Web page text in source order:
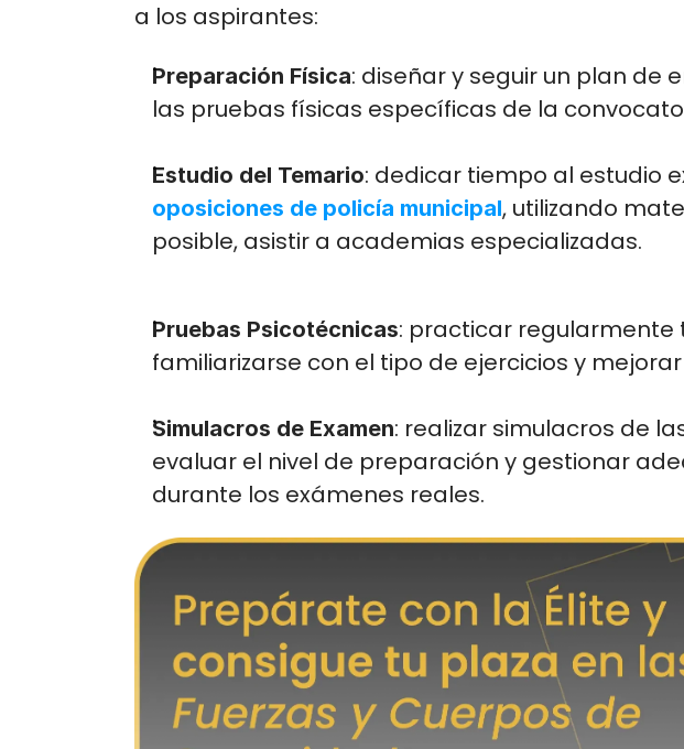
a los aspirantes:
Preparación Física: diseñar y seguir un plan de
las pruebas físicas específicas de la
Estudio del Temario: dedicar tiempo al estudio
oposiciones de policía municipal, utilizando
posible, asistir a academias especializadas.​
Pruebas Psicotécnicas: practicar
familiarizarse con el tipo de ejercicios y
Simulacros de Examen: realizar simulacros de
evaluar el nivel de preparación y gestionar
durante los exámenes reales.